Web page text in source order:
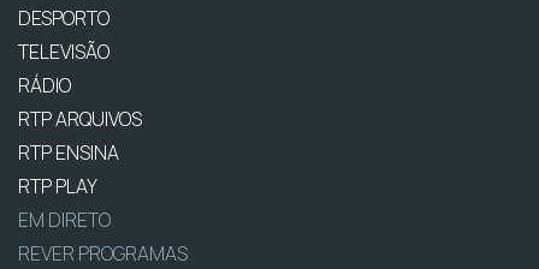
DESPORTO
TELEVISÃO
RÁDIO
RTP ARQUIVOS
RTP ENSINA
RTP PLAY
EM DIRETO
REVER PROGRAMAS